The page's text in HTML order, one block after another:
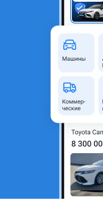
Hyundai Sonata 2010
Объявление
Объем двигателя, л
Пробег